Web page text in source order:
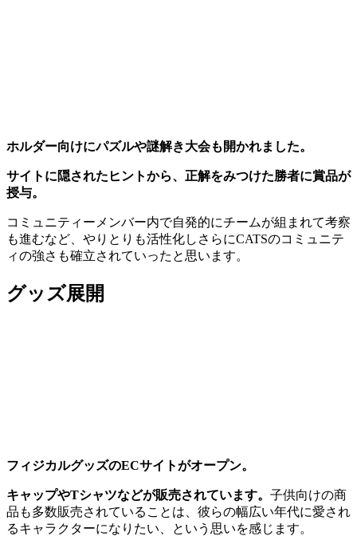
ホルダー向けにパズルや謎解き大会も開かれました。
サイトに隠されたヒントから、正解をみつけた勝者に賞品が
授与。
コミュニティーメンバー内で自発的にチームが組まれて考察
も進むなど、やりとりも活性化しさらにCATSのコミュニテ
ィの強さも確立されていったと思います。
グッズ展開
フィジカルグッズのECサイトがオープン。
キャップやTシャツなどが販売されています。 子供向けの商
品も多数販売されていることは、彼らの幅広い年代に愛され
るキャラクターになりたい、という思いを感じます。